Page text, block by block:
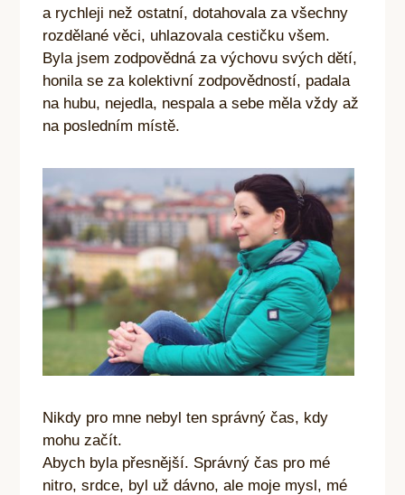
a rychleji než ostatní, dotahovala za všechny
rozdělané věci, uhlazovala cestičku všem.
Byla jsem zodpovědná za výchovu svých dětí,
honila se za kolektivní zodpovědností, padala
na hubu, nejedla, nespala a sebe měla vždy až
na posledním místě.
Nikdy pro mne nebyl ten správný čas, kdy
mohu začít.
Abych byla přesnější. Správný čas pro mé
nitro, srdce, byl už dávno, ale moje mysl, mé